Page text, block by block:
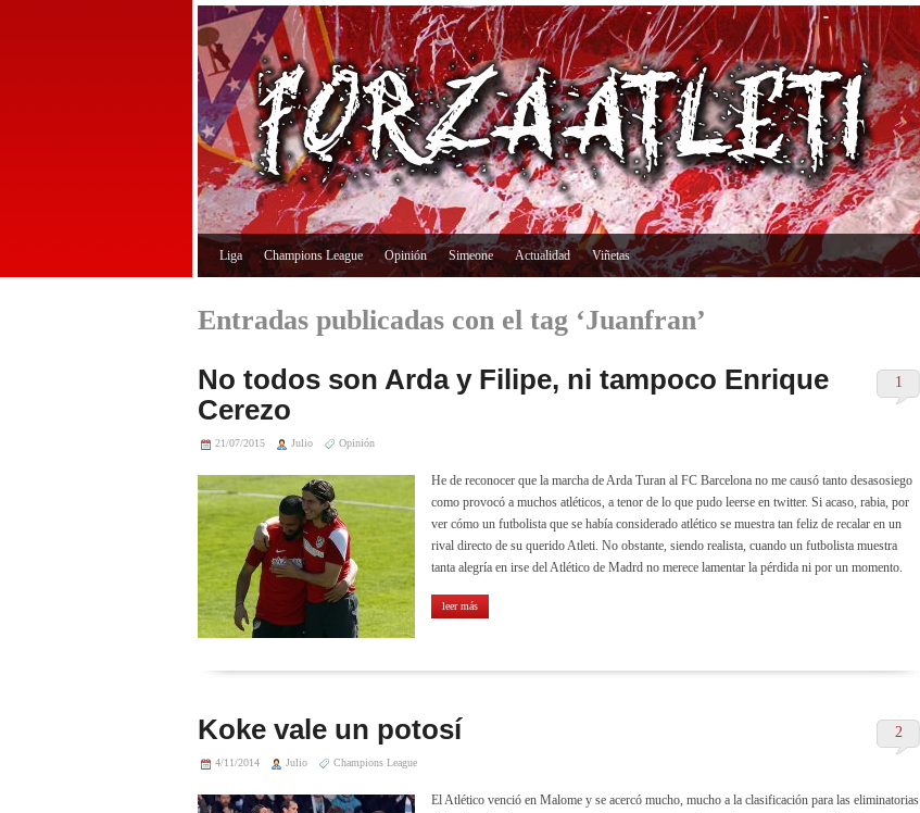
Liga Champions League Opinión Simeone Actualidad Viñetas
Entradas publicadas con el tag ‘Juanfran’
1
No todos son Arda y Filipe, ni tampoco Enrique
Cerezo
21/07/2015 Julio Opinión
He de reconocer que la marcha de Arda Turan al FC Barcelona no me causó tanto desasosiego
como provocó a muchos atléticos, a tenor de lo que pudo leerse en twitter. Si acaso, rabia, por
ver cómo un futbolista que se había considerado atlético se muestra tan feliz de recalar en un
rival directo de su querido Atleti. No obstante, siendo realista, cuando un futbolista muestra
tanta alegría en irse del Atlético de Madrd no merece lamentar la pérdida ni por un momento.
leer más
2
Koke vale un potosí
4/11/2014 Julio Champions League
El Atlético venció en Malome y se acercó mucho, mucho a la clasificación para las eliminatorias